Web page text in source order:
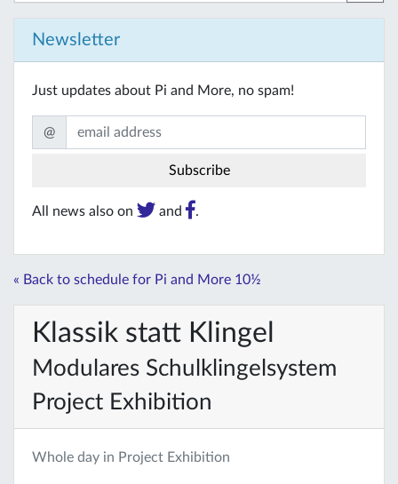
Newsletter
Just updates about Pi and More, no spam!
@
All news also on and .
« Back to schedule for Pi and More 10½
Klassik statt Klingel
Modulares Schulklingelsystem
Project Exhibition
Whole day in Project Exhibition